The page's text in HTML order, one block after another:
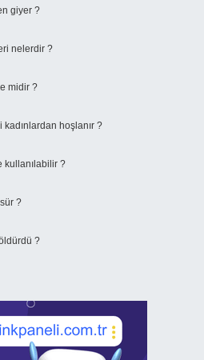
giyer ?
nelerdir ?
midir ?
hoşlanır ?
kullanılabilir ?
?
?